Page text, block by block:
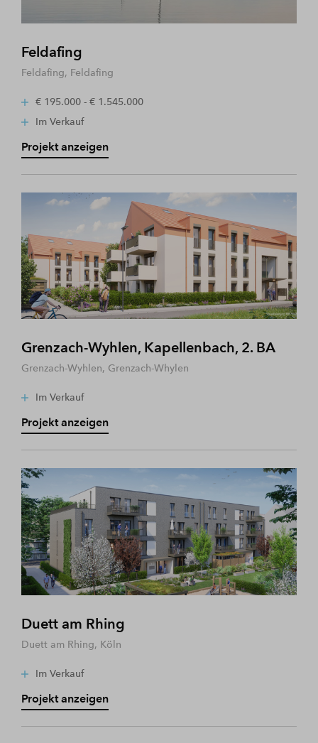
Feldafing
Feldafing, Feldafing
€ 195.000 - € 1.545.000
Im Verkauf
Projekt anzeigen
Grenzach-Wyhlen, Kapellenbach, 2. BA
Grenzach-Wyhlen, Grenzach-Whylen
Im Verkauf
Projekt anzeigen
Duett am Rhing
Duett am Rhing, Köln
Im Verkauf
Projekt anzeigen